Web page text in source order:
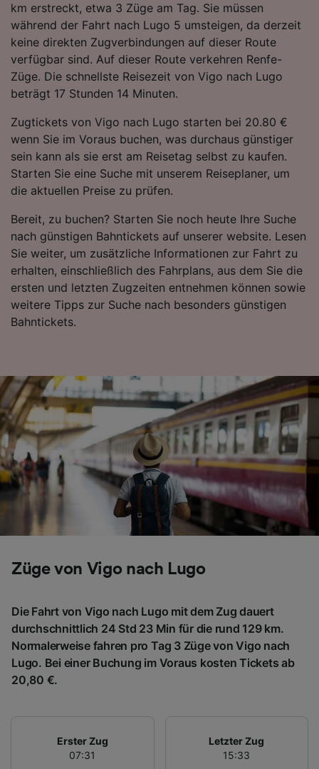
km erstreckt, etwa 3 Züge am Tag. Sie müssen
während der Fahrt nach Lugo 5 umsteigen, da derzeit
keine direkten Zugverbindungen auf dieser Route
verfügbar sind. Auf dieser Route verkehren Renfe-
Züge. Die schnellste Reisezeit von Vigo nach Lugo
beträgt 17 Stunden 14 Minuten.
Zugtickets von Vigo nach Lugo starten bei 20.80 €
wenn Sie im Voraus buchen, was durchaus günstiger
sein kann als sie erst am Reisetag selbst zu kaufen.
Starten Sie eine Suche mit unserem Reiseplaner, um
die aktuellen Preise zu prüfen.
Bereit, zu buchen? Starten Sie noch heute Ihre Suche
nach günstigen Bahntickets auf unserer website. Lesen
Sie weiter, um zusätzliche Informationen zur Fahrt zu
erhalten, einschließlich des Fahrplans, aus dem Sie die
ersten und letzten Zugzeiten entnehmen können sowie
weitere Tipps zur Suche nach besonders günstigen
Bahntickets.
Züge von Vigo nach Lugo
Die Fahrt von Vigo nach Lugo mit dem Zug dauert
durchschnittlich 24 Std 23 Min für die rund 129 km.
Normalerweise fahren pro Tag 3 Züge von Vigo nach
Lugo. Bei einer Buchung im Voraus kosten Tickets ab
20,80 €.
Erster Zug
07:31
Letzter Zug
15:33